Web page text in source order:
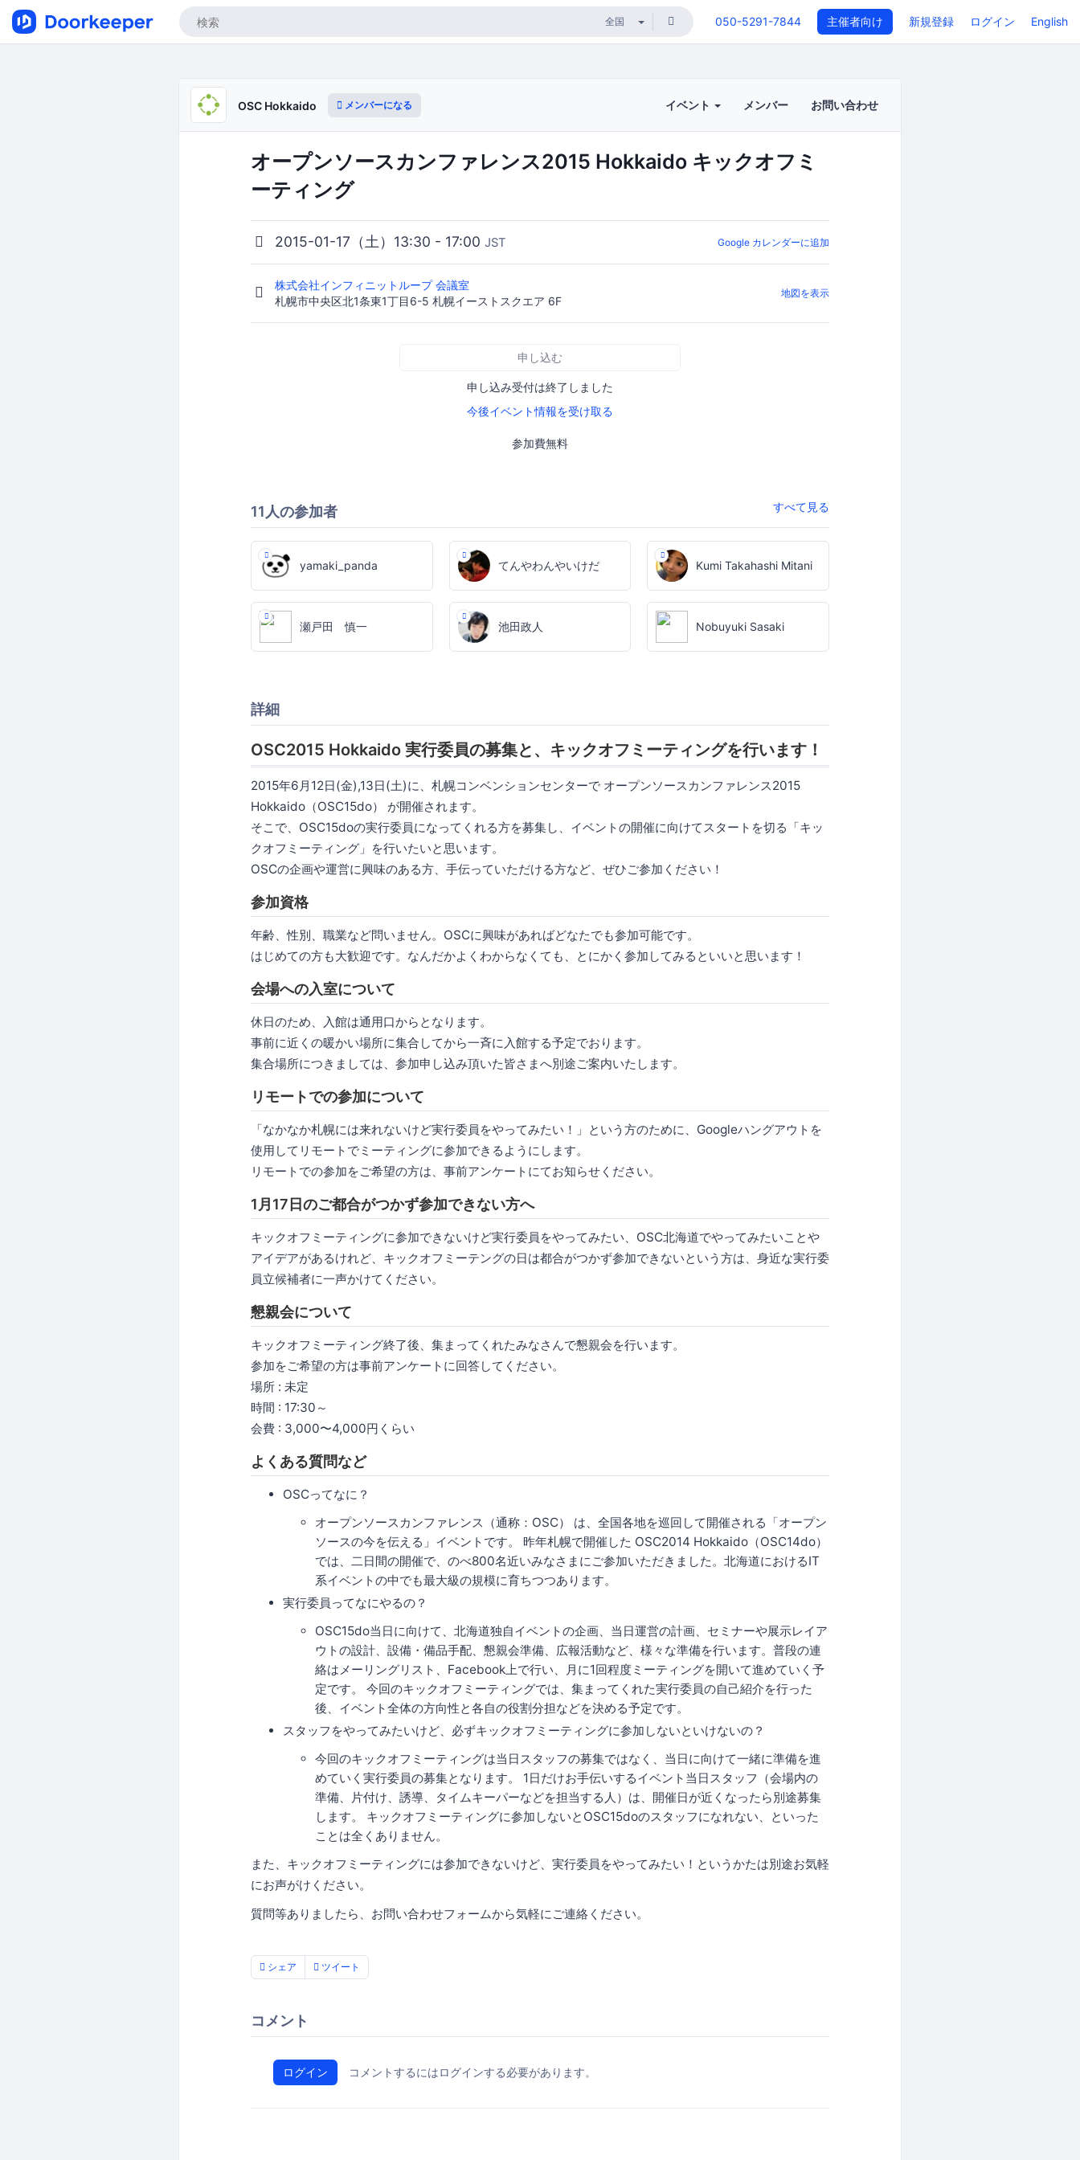
050-5291-7844 主催者向け 新規登録 ログイン English
OSC Hokkaido メンバーになる イベント メンバー お問い合わせ
オープンソースカンファレンス2015 Hokkaido キックオフミ
ーティング
2015-01-17（土）13:30 - 17:00 JST Google カレンダーに追加
株式会社インフィニットループ 会議室
札幌市中央区北1条東1丁目6-5 札幌イーストスクエア 6F
地図を表示
申し込む
申し込み受付は終了しました
今後イベント情報を受け取る
参加費無料
11人の参加者 すべて見る
yamaki_panda てんやわんやいけだ Kumi Takahashi Mitani
瀬戸田 慎一 池田政人 Nobuyuki Sasaki
詳細
OSC2015 Hokkaido 実行委員の募集と、キックオフミーティングを行います！
2015年6月12日(金),13日(土)に、札幌コンベンションセンターで オープンソースカンファレンス2015
Hokkaido（OSC15do） が開催されます。
そこで、OSC15doの実行委員になってくれる方を募集し、イベントの開催に向けてスタートを切る「キッ
クオフミーティング」を行いたいと思います。
OSCの企画や運営に興味のある方、手伝っていただける方など、ぜひご参加ください！
参加資格
年齢、性別、職業など問いません。OSCに興味があればどなたでも参加可能です。
はじめての方も大歓迎です。なんだかよくわからなくても、とにかく参加してみるといいと思います！
会場への入室について
休日のため、入館は通用口からとなります。
事前に近くの暖かい場所に集合してから一斉に入館する予定でおります。
集合場所につきましては、参加申し込み頂いた皆さまへ別途ご案内いたします。
リモートでの参加について
「なかなか札幌には来れないけど実行委員をやってみたい！」という方のために、Googleハングアウトを
使用してリモートでミーティングに参加できるようにします。
リモートでの参加をご希望の方は、事前アンケートにてお知らせください。
1月17日のご都合がつかず参加できない方へ
キックオフミーティングに参加できないけど実行委員をやってみたい、OSC北海道でやってみたいことや
アイデアがあるけれど、キックオフミーテングの日は都合がつかず参加できないという方は、身近な実行委
員立候補者に一声かけてください。
懇親会について
キックオフミーティング終了後、集まってくれたみなさんで懇親会を行います。
参加をご希望の方は事前アンケートに回答してください。
場所 : 未定
時間 : 17:30～
会費 : 3,000〜4,000円くらい
よくある質問など
OSCってなに？
オープンソースカンファレンス（通称：OSC） は、全国各地を巡回して開催される「オープン
ソースの今を伝える」イベントです。 昨年札幌で開催した OSC2014 Hokkaido（OSC14do）
では、二日間の開催で、のべ800名近いみなさまにご参加いただきました。北海道におけるIT
系イベントの中でも最大級の規模に育ちつつあります。
実行委員ってなにやるの？
OSC15do当日に向けて、北海道独自イベントの企画、当日運営の計画、セミナーや展示レイア
ウトの設計、設備・備品手配、懇親会準備、広報活動など、様々な準備を行います。普段の連
絡はメーリングリスト、Facebook上で行い、月に1回程度ミーティングを開いて進めていく予
定です。 今回のキックオフミーティングでは、集まってくれた実行委員の自己紹介を行った
後、イベント全体の方向性と各自の役割分担などを決める予定です。
スタッフをやってみたいけど、必ずキックオフミーティングに参加しないといけないの？
今回のキックオフミーティングは当日スタッフの募集ではなく、当日に向けて一緒に準備を進
めていく実行委員の募集となります。 1日だけお手伝いするイベント当日スタッフ（会場内の
準備、片付け、誘導、タイムキーパーなどを担当する人）は、開催日が近くなったら別途募集
します。 キックオフミーティングに参加しないとOSC15doのスタッフになれない、といった
ことは全くありません。
また、キックオフミーティングには参加できないけど、実行委員をやってみたい！というかたは別途お気軽
にお声がけください。
質問等ありましたら、お問い合わせフォームから気軽にご連絡ください。
シェア ツイート
コメント
ログイン コメントするにはログインする必要があります。